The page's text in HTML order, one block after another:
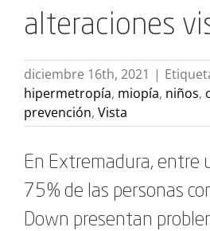
alteraciones
diciembre 16th, 2021 |
hipermetropía, miopía, niños,
prevención, Vista
En Extremadura, entre
75% de las personas
Down presentan